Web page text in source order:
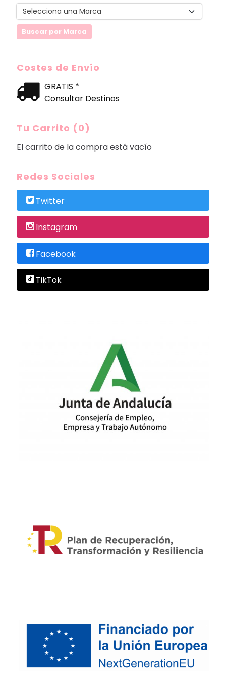
Costes de Envío
GRATIS *
Consultar Destinos
Tu Carrito (0)
El carrito de la compra está vacío
Redes Sociales
Twitter
Instagram
Facebook
TikTok